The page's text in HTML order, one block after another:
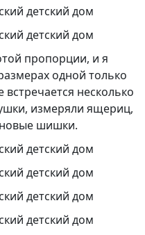
пропорции, и я
одной только
несколько
измеряли ящериц,
шишки.